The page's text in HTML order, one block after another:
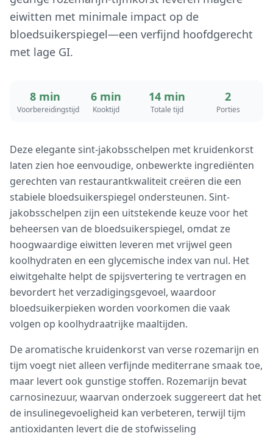
eiwitten met minimale impact op de
bloedsuikerspiegel—een verfijnd hoofdgerecht
met lage GI.
8 min
Voorbereidingstijd
6 min
Kooktijd
14 min
Totale tijd
2
Porties
Deze elegante sint-jakobsschelpen met kruidenkorst
laten zien hoe eenvoudige, onbewerkte ingrediënten
gerechten van restaurantkwaliteit creëren die een
stabiele bloedsuikerspiegel ondersteunen. Sint-
jakobsschelpen zijn een uitstekende keuze voor het
beheersen van de bloedsuikerspiegel, omdat ze
hoogwaardige eiwitten leveren met vrijwel geen
koolhydraten en een glycemische index van nul. Het
eiwitgehalte helpt de spijsvertering te vertragen en
bevordert het verzadigingsgevoel, waardoor
bloedsuikerpieken worden voorkomen die vaak
volgen op koolhydraatrijke maaltijden.
De aromatische kruidenkorst van verse rozemarijn en
tijm voegt niet alleen verfijnde mediterrane smaak toe,
maar levert ook gunstige stoffen. Rozemarijn bevat
carnosinezuur, waarvan onderzoek suggereert dat het
de insulinegevoeligheid kan verbeteren, terwijl tijm
antioxidanten levert die de stofwisseling